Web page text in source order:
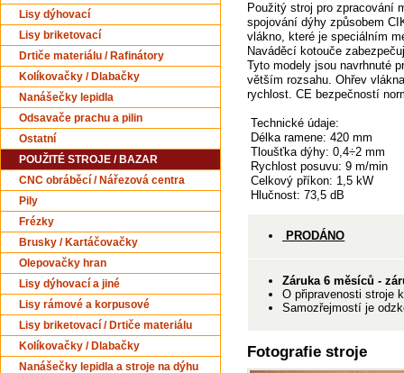
Lisy dýhovací
Lisy briketovací
Drtiče materiálu / Rafinátory
Kolíkovačky / Dlabačky
Nanášečky lepidla
Odsavače prachu a pilin
Ostatní
POUŽITÉ STROJE / BAZAR
CNC obráběcí / Nářezová centra
Pily
Frézky
Brusky / Kartáčovačky
Olepovačky hran
Lisy dýhovací a jiné
Lisy rámové a korpusové
Lisy briketovací / Drtiče materiálu
Kolíkovačky / Dlabačky
Nanášečky lepidla a stroje na dýhu
Použitý stroj pro zpracování
spojování dýhy způsobem
vlákno, které je speciálním
Naváděcí kotouče
Tyto modely jsou navrhnuté
větším rozsahu. Ohřev
rychlost. CE bezpečností
Technické údaje:
Délka ramene: 420 mm
Tloušťka dýhy: 0,4÷2 mm
Rychlost posuvu: 9 m/min
Celkový příkon: 1,5 kW
Hlučnost: 73,5 dB
PRODÁNO
Záruka 6 měsíců -
O připravenosti stroje
Samozřejmostí je
Fotografie stroje